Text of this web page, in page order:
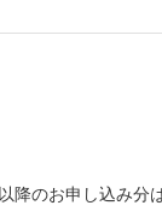
のお申し込み